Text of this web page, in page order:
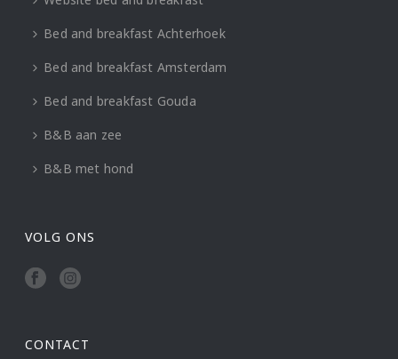
Bed and breakfast Achterhoek
Bed and breakfast Amsterdam
Bed and breakfast Gouda
B&B aan zee
B&B met hond
VOLG ONS
CONTACT